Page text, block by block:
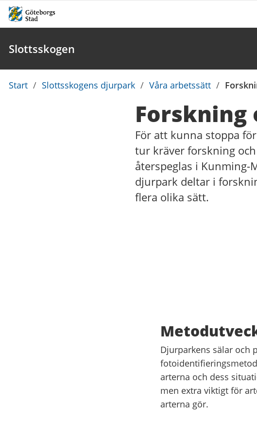
Slottsskogen
Du
Start / Slottsskogens djurpark / Våra arbetssätt /
För att kunna stoppa
tur kräver forskning
återspeglas i Kunming-
djurpark deltar i
flera olika sätt.
Djurparkens sälar och
arterna och dess
men extra viktigt för
arterna gör.